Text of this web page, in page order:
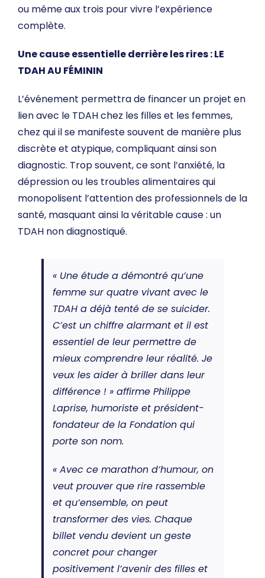
ou même aux trois pour vivre l’expérience
complète.
Une cause essentielle derrière les rires :LE
TDAH AU FÉMININ
L’événement permettra de financer un projet en
lien avec le TDAH chez les filles et les femmes,
chez qui il se manifeste souvent de manière plus
discrète et atypique, compliquant ainsi son
diagnostic. Trop souvent, ce sont l’anxiété, la
dépression ou les troubles alimentaires qui
monopolisent l’attention des professionnels de la
santé, masquant ainsi la véritable cause : un
TDAH non diagnostiqué.
« Une étude a démontré qu’une
femme sur quatre vivant avec le
TDAH a déjà tenté de se suicider.
C’est un chiffre alarmant et il est
essentiel de leur permettre de
mieux comprendre leur réalité. Je
veux les aider à briller dans leur
différence ! » affirme Philippe
Laprise, humoriste et président-
fondateur de la Fondation qui
porte son nom.
« Avec ce marathon d’humour, on
veut prouver que rire rassemble
et qu’ensemble, on peut
transformer des vies. Chaque
billet vendu devient un geste
concret pour changer
positivement l’avenir des filles et